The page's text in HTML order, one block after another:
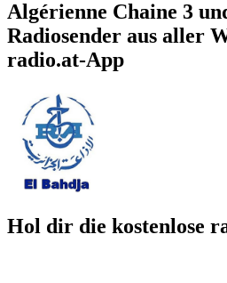
Algérienne Chaine 3
Radiosender aus aller
radio.at-App
Hol dir die kostenlose